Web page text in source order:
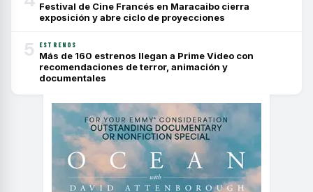
Festival de Cine Francés en Maracaibo cierra
exposición y abre ciclo de proyecciones
5 ESTRENOS
Más de 160 estrenos llegan a Prime Video con
recomendaciones de terror, animación y
documentales